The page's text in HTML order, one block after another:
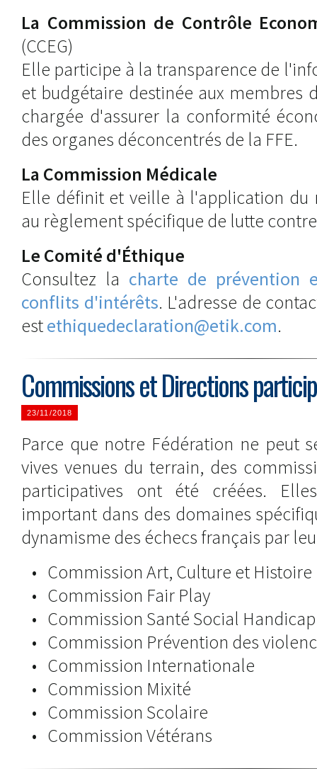
La Commission de Contrôle
(CCEG)
Elle participe à la transparence de
et budgétaire destinée aux membres
chargée d'assurer la conformité
des organes déconcentrés de la FFE.
La Commission Médicale
Elle définit et veille à l'application
au règlement spécifique de lutte
Le Comité d'Éthique
Consultez la charte de prévention
conflits d'intérêts. L'adresse de
estethiquedeclaration@etik.com.
Commissions et Directions
23/11/2018
Parce que notre Fédération ne peut
vives venues du terrain, des
participatives ont été créées.
important dans des domaines
dynamisme des échecs français par
• Commission Art, Culture et Histoire
• Commission Fair Play
• Commission Santé Social Handicap
• Commission Prévention des
• Commission Internationale
• Commission Mixité
• Commission Scolaire
• Commission Vétérans